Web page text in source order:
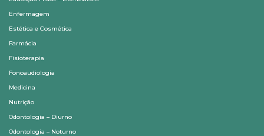
Enfermagem
Estética e Cosmética
Farmácia
Fisioterapia
Fonoaudiologia
Medicina
Nutrição
Odontologia – Diurno
Odontologia – Noturno